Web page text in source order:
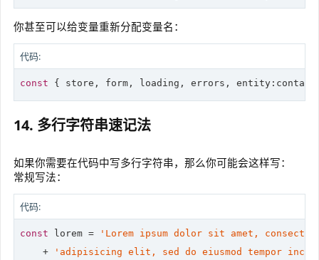
你甚至可以给变量重新分配变量名：
代码:
const { store, form, loading, errors,
14. 多行字符串速记法
如果你需要在代码中写多行字符串，那么你可能会这样写：
常规写法：
代码:
const lorem =
'Lorem ipsum dolor sit amet,
    +
'adipisicing elit, sed do eiusmod tempor